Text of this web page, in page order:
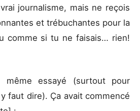
journalisme, mais ne reçois
et trébuchantes pour la
comme si tu ne faisais… rien!
essayé (surtout pour
faut dire). Ça avait commencé